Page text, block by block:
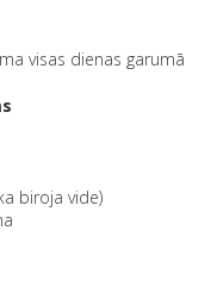
visas dienas garumā
biroja vide)